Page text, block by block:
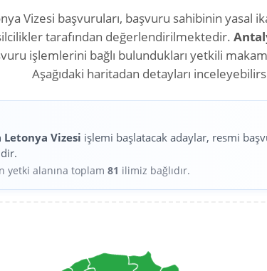
Vizesi başvuruları, başvuru sahibinin yasal
tarafından değerlendirilmektedir.
işlemlerini bağlı bulundukları yetkili
Aşağıdaki haritadan detayları
Letonya Vizesi işlemi başlatacak adaylar, resmi
yetki alanına toplam81 ilimiz bağlıdır.